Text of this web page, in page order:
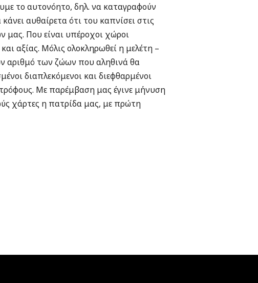
το αυτονόητο, δηλ. να καταγραφούν
αυθαίρετα ότι του καπνίσει στις
μας. Που είναι υπέροχοι χώροι
αξίας. Μόλις ολοκληρωθεί η μελέτη –
αριθμό των ζώων που αληθινά θα
διαπλεκόμενοι και διεφθαρμένοι
Με παρέμβαση μας έγινε μήνυση
χάρτες η πατρίδα μας, με πρώτη